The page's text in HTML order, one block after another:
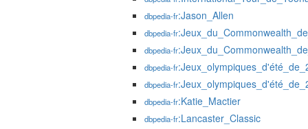
dbpedia-fr:Jason_Allen
dbpedia-fr
dbpedia-fr
dbpedia-fr
dbpedia-fr
dbpedia-fr:Katie_Mactier
dbpedia-fr:Lancaster_Classic